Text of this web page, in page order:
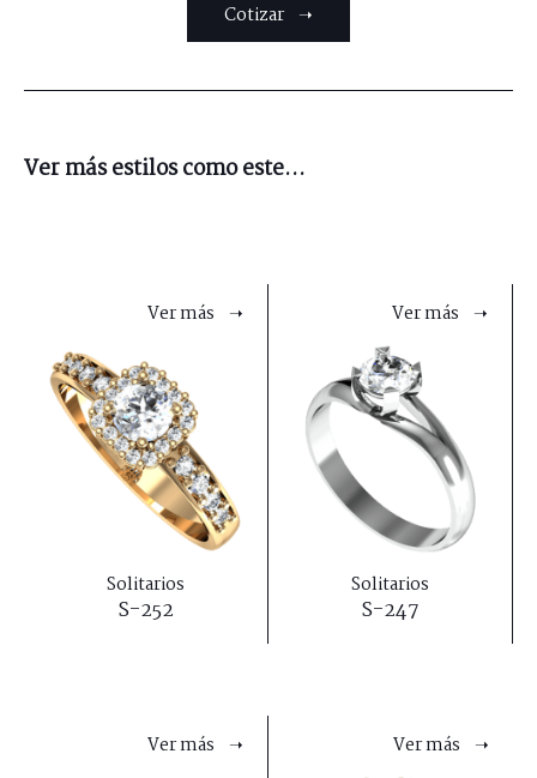
Cotizar ➝
Ver más estilos como este...
Ver más ➝
Solitarios
S-252
Ver más ➝
Solitarios
S-247
Ver más ➝ Ver más ➝